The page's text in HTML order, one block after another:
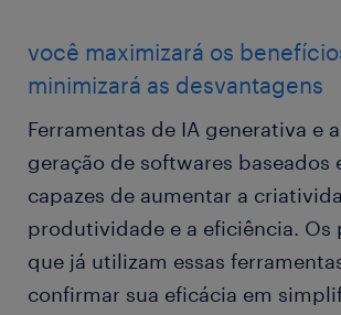
você maximizará os
minimizará as desvantagens
Ferramentas de IA generativa e
geração de softwares baseados
capazes de aumentar a
produtividade e a eficiência. Os
que já utilizam essas
confirmar sua eficácia em